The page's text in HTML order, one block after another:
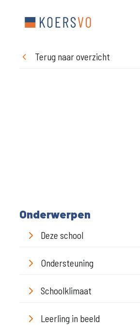
Terug naar overzicht
Onderwerpen
Deze school
Ondersteuning
Schoolklimaat
Leerling in beeld